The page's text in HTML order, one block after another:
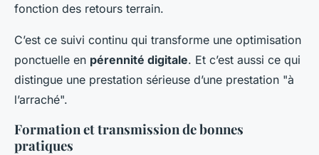
fonction des retours terrain.
C’est ce suivi continu qui transforme une optimisation
ponctuelle en pérennité digitale. Et c’est aussi ce qui
distingue une prestation sérieuse d’une prestation "à
l’arraché".
Formation et transmission de bonnes
pratiques